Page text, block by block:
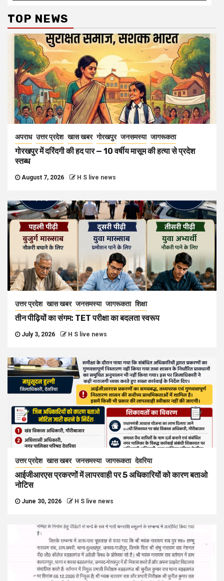
TOP NEWS
अपराध उत्तर प्रदेश खास खबर गोरखपुर जनसमस्या जागरूकता
गोरखपुर में दरिंदगी की हद पार — 10 वर्षीय मासूम की हत्या से प्रदेश
स्तब्ध
August 7, 2026 H S live news
उत्तर प्रदेश खास खबर जनसमस्या जागरूकता शिक्षा
तीन पीढ़ियों का संगम: TET परीक्षा का बदलता स्वरूप
July 3, 2026 H S live news
उत्तर प्रदेश खास खबर जनसमस्या जागरूकता देवरिया
आईजीआरएस प्रकरणों में लापरवाही पर 5 अधिकारियों को कारण बताओ
नोटिस
June 30, 2026 H S live news